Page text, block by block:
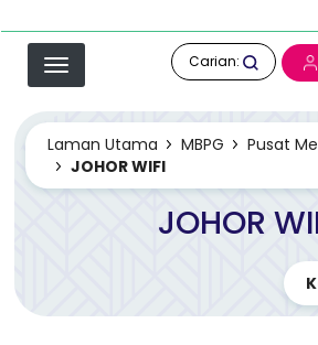
Carian:
Laman Utama MBPG Pusat
JOHOR WIFI
JOHOR